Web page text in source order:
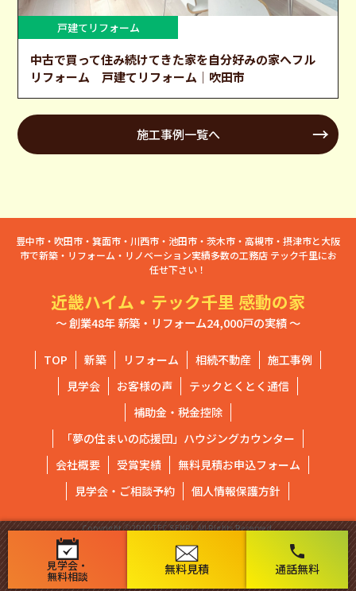
見学会・
無料相談 無料見積
phone
通話無料
戸建てリフォーム
中古で買って住み続けてきた家を自分好みの家へフル
リフォーム 戸建てリフォーム│吹田市
施工事例一覧へ
豊中市・吹田市・箕面市・川西市・池田市・茨木市・高槻市・摂津市と大阪
市で新築・リフォーム・リノベーション実績多数の工務店 テック千里にお
任せ下さい！
近畿ハイム・テック千里 感動の家
～ 創業48年 新築・リフォーム24,000戸の実績 ～
TOP 新築 リフォーム 相続不動産
施工事例
見学会
お客様の声
テックとくとく通信
補助金・税金控除
「夢の住まいの応援団」ハウジングカウンター
会社概要
受賞実績
無料見積お申込フォーム
見学会・ご相談予約
個人情報保護方針
Copyright ⓒ2020 TEC SENRI. All Rights Reserved.